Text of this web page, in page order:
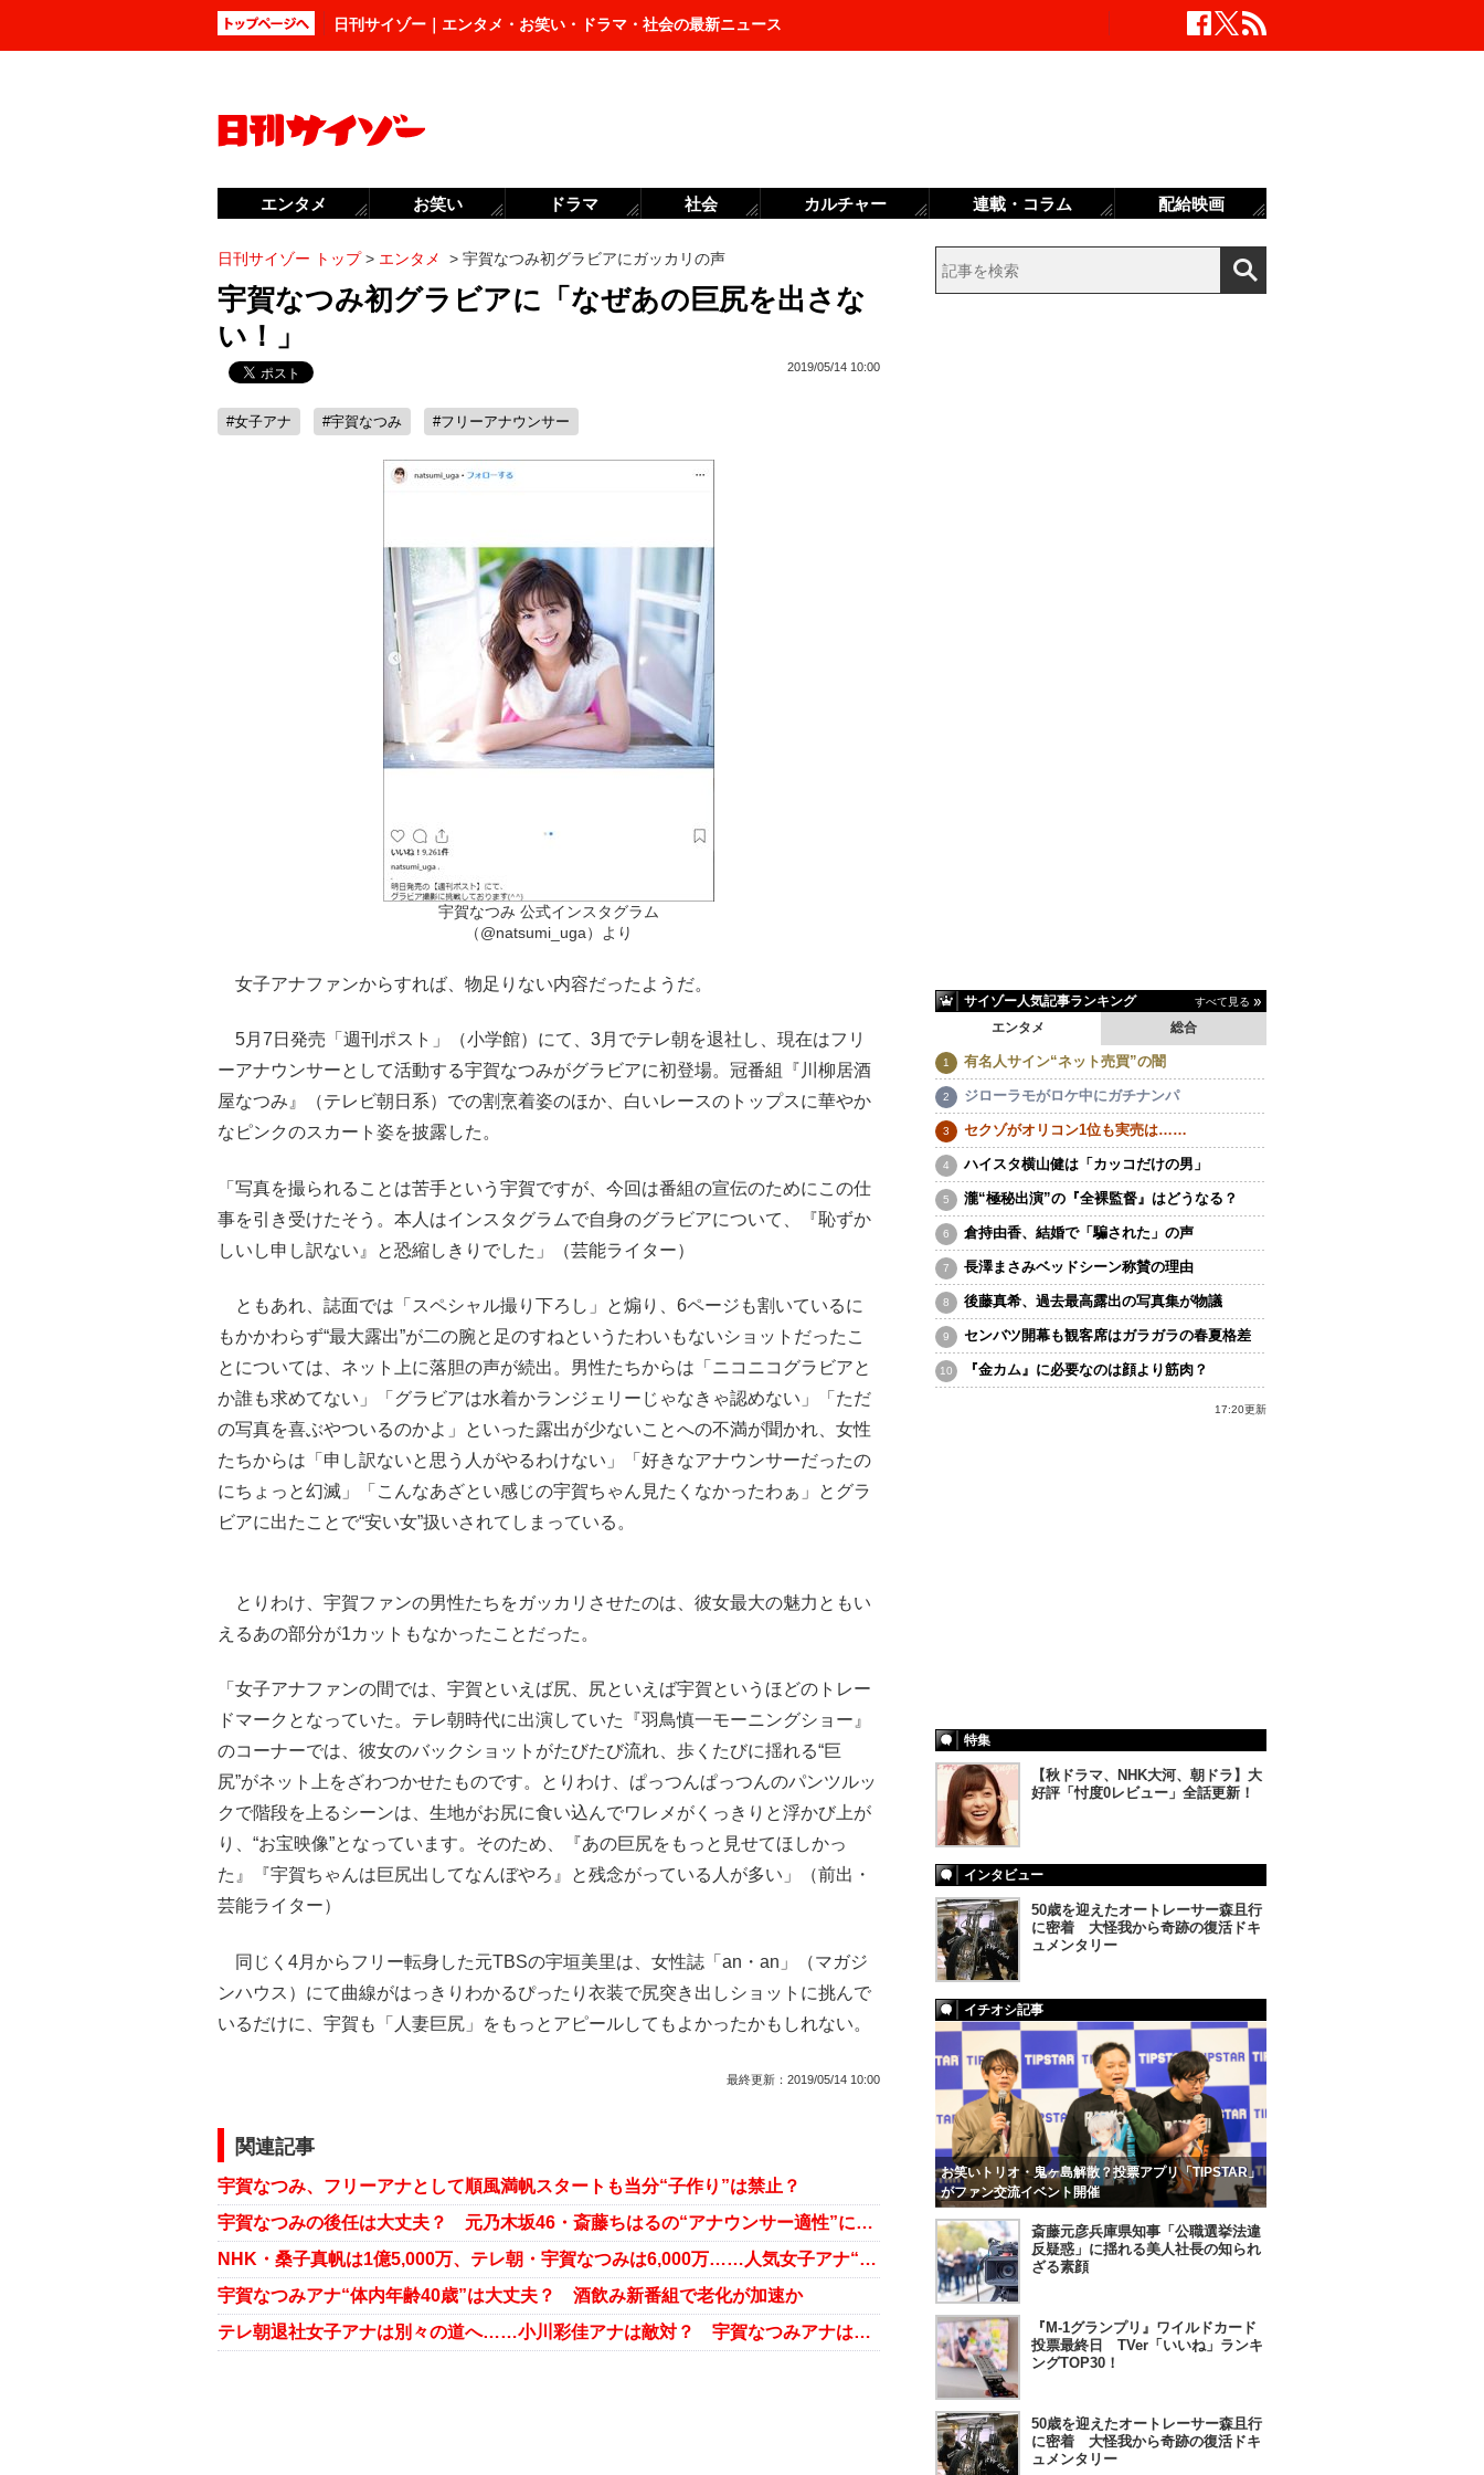
日刊サイゾー｜エンタメ・お笑い・ドラマ・社会の最新ニュース
日刊サイゾー トップ> エンタメ > 宇賀なつみ初グラビアにガッカリの声
宇賀なつみ初グラビアに「なぜあの巨尻を出さな
い！」
2019/05/14 10:00
#女子アナ #宇賀なつみ #フリーアナウンサー
宇賀なつみ 公式インスタグラム
（@natsumi_uga）より
女子アナファンからすれば、物足りない内容だったようだ。
5月7日発売「週刊ポスト」（小学館）にて、3月でテレ朝を退社し、現在はフリ
ーアナウンサーとして活動する宇賀なつみがグラビアに初登場。冠番組『川柳居酒
屋なつみ』（テレビ朝日系）での割烹着姿のほか、白いレースのトップスに華やか
なピンクのスカート姿を披露した。
「写真を撮られることは苦手という宇賀ですが、今回は番組の宣伝のためにこの仕
事を引き受けたそう。本人はインスタグラムで自身のグラビアについて、『恥ずか
しいし申し訳ない』と恐縮しきりでした」（芸能ライター）
ともあれ、誌面では「スペシャル撮り下ろし」と煽り、6ページも割いているに
もかかわらず“最大露出”が二の腕と足のすねというたわいもないショットだったこ
とについては、ネット上に落胆の声が続出。男性たちからは「ニコニコグラビアと
か誰も求めてない」「グラビアは水着かランジェリーじゃなきゃ認めない」「ただ
の写真を喜ぶやついるのかよ」といった露出が少ないことへの不満が聞かれ、女性
たちからは「申し訳ないと思う人がやるわけない」「好きなアナウンサーだったの
にちょっと幻滅」「こんなあざとい感じの宇賀ちゃん見たくなかったわぁ」とグラ
ビアに出たことで“安い女”扱いされてしまっている。
とりわけ、宇賀ファンの男性たちをガッカリさせたのは、彼女最大の魅力ともい
えるあの部分が1カットもなかったことだった。
「女子アナファンの間では、宇賀といえば尻、尻といえば宇賀というほどのトレー
ドマークとなっていた。テレ朝時代に出演していた『羽鳥慎一モーニングショー』
のコーナーでは、彼女のバックショットがたびたび流れ、歩くたびに揺れる“巨
尻”がネット上をざわつかせたものです。とりわけ、ぱっつんぱっつんのパンツルッ
クで階段を上るシーンは、生地がお尻に食い込んでワレメがくっきりと浮かび上が
り、“お宝映像”となっています。そのため、『あの巨尻をもっと見せてほしかっ
た』『宇賀ちゃんは巨尻出してなんぼやろ』と残念がっている人が多い」（前出・
芸能ライター）
同じく4月からフリー転身した元TBSの宇垣美里は、女性誌「an・an」（マガジ
ンハウス）にて曲線がはっきりわかるぴったり衣装で尻突き出しショットに挑んで
いるだけに、宇賀も「人妻巨尻」をもっとアピールしてもよかったかもしれない。
最終更新： 2019/05/14 10:00
関連記事
宇賀なつみ、フリーアナとして順風満帆スタートも当分“子作り”は禁止？
宇賀なつみの後任は大丈夫？ 元乃木坂46・斎藤ちはるの“アナウンサー適性”に重大な疑問
NHK・桑子真帆は1億5,000万、テレ朝・宇賀なつみは6,000万……人気女子アナ“フリー”のお値段
宇賀なつみアナ“体内年齢40歳”は大丈夫？ 酒飲み新番組で老化が加速か
テレ朝退社女子アナは別々の道へ……小川彩佳アナは敵対？ 宇賀なつみアナは共存共栄！
サイゾー人気記事ランキング すべて見る
エンタメ 総合
有名人サイン“ネット売買”の闇
ジローラモがロケ中にガチナンパ
セクゾがオリコン1位も実売は……
ハイスタ横山健は「カッコだけの男」
瀧“極秘出演”の『全裸監督』はどうなる？
倉持由香、結婚で「騙された」の声
長澤まさみベッドシーン称賛の理由
後藤真希、過去最高露出の写真集が物議
センバツ開幕も観客席はガラガラの春夏格差
『金カム』に必要なのは顔より筋肉？
17:20更新
特集
【秋ドラマ、NHK大河、朝ドラ】大
好評「忖度0レビュー」全話更新！
インタビュー
50歳を迎えたオートレーサー森且行
に密着 大怪我から奇跡の復活ドキ
ュメンタリー
イチオシ記事
お笑いトリオ・鬼ヶ島解散？投票アプリ「TIPSTAR」
がファン交流イベント開催
斎藤元彦兵庫県知事「公職選挙法違
反疑惑」に揺れる美人社長の知られ
ざる素顔
『M-1グランプリ』ワイルドカード
投票最終日 TVer「いいね」ランキ
ングTOP30！
50歳を迎えたオートレーサー森且行
に密着 大怪我から奇跡の復活ドキ
ュメンタリー
エンタメ お笑い ドラマ 社会 カルチャー 連載・コラム 配給映画